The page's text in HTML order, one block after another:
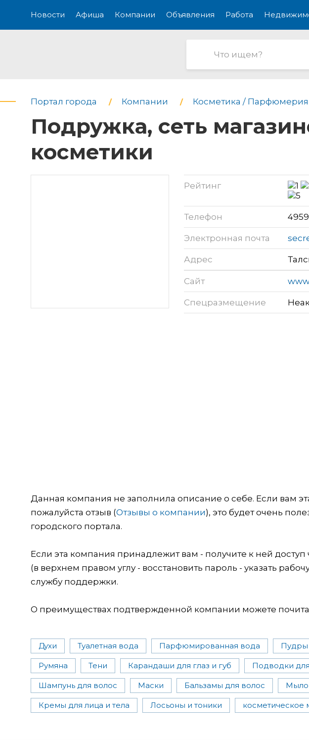
Новости Афиша Компании Объявления Работа
Портал города Компании Косметика / Парфюмерия
Подружка, сеть
косметики
Рейтинг
Телефон
Электронная почта
Адрес
Сайт
Спецразмещение
Данная компания не заполнила описание о себе. Если вам
пожалуйста отзыв (Отзывы о компании), это будет очень
городского портала.
Если эта компания принадлежит вам - получите к ней
(в верхнем правом углу - восстановить пароль - указать
службу поддержки.
О преимуществах подтвержденной компании можете
Духи Туалетная вода Парфюмированная вода Пудры
Румяна Тени Карандаши для глаз и губ Подводки
Шампунь для волос Маски Бальзамы для волос Мыло
Кремы для лица и тела Лосьоны и тоники косметическое